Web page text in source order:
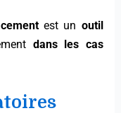
est un outil
dans les cas